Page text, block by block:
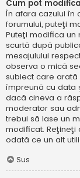
Cum pot
În afara cazului în
forumului, puteţi
Puteţi modifica
scurtă după
mesajulului
observa o mică
subiect care
împreună cu data
dacă cineva a
moderator sau
trebui să lase un
modificat. Reţineţi
odată ce un alt
Sus